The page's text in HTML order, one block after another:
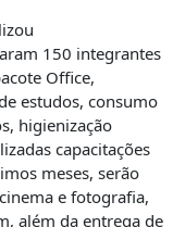
150 integrantes
Office,
estudos, consumo
higienização
capacitações
meses, serão
e fotografia,
além da entrega de